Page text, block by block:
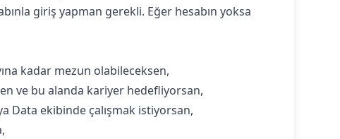
giriş yapman gerekli. Eğer hesabın yoksa
kadar mezun olabileceksen,
ve bu alanda kariyer hedefliyorsan,
Data ekibinde çalışmak istiyorsan,